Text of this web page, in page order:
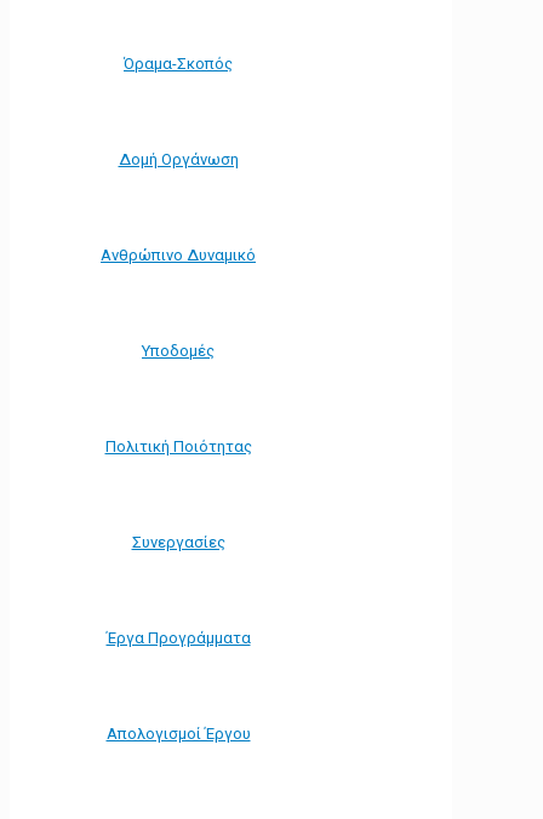
Όραμα-Σκοπός
Δομή Οργάνωση
Ανθρώπινο Δυναμικό
Υποδομές
Πολιτική Ποιότητας
Συνεργασίες
Έργα Προγράμματα
Απολογισμοί Έργου